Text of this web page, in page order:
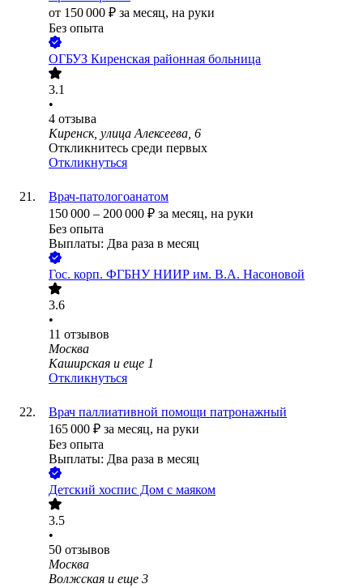
от 150 000 ₽ за месяц, на руки
Без опыта
ОГБУЗ Киренская районная больница
3.1
•
4 отзыва
Киренск, улица Алексеева, 6
Откликнитесь среди первых
Откликнуться
Врач-патологоанатом
150 000 – 200 000 ₽ за месяц, на руки
Без опыта
Выплаты: Два раза в месяц
Гос. корп. ФГБНУ НИИР им. В.А. Насоновой
3.6
•
11 отзывов
Москва
Каширская и еще 1
Откликнуться
Врач паллиативной помощи патронажный
165 000 ₽ за месяц, на руки
Без опыта
Выплаты: Два раза в месяц
Детский хоспис Дом с маяком
3.5
•
50 отзывов
Москва
Волжская и еще 3